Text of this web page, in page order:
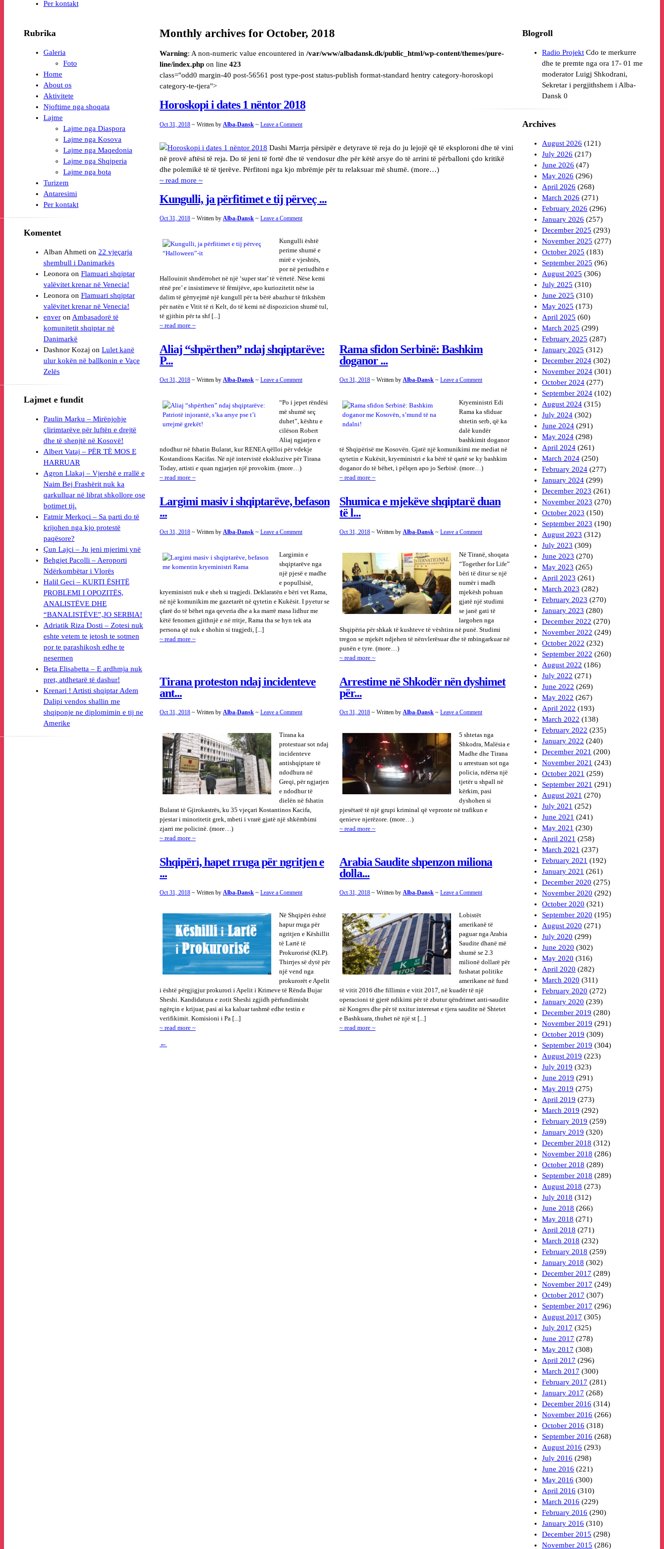
Per kontakt
Blogroll
Radio Projekt Cdo te merkurre
dhe te premte nga ora 17- 01 me
moderator Luigj Shkodrani,
Sekretar i pergjithshem i Alba-
Dansk 0
Archives
August 2026 (121)
July 2026 (217)
June 2026 (47)
May 2026 (296)
April 2026 (268)
March 2026 (271)
February 2026 (296)
January 2026 (257)
December 2025 (293)
November 2025 (277)
October 2025 (183)
September 2025 (96)
August 2025 (306)
July 2025 (310)
June 2025 (310)
May 2025 (173)
April 2025 (60)
March 2025 (299)
February 2025 (287)
January 2025 (312)
December 2024 (302)
November 2024 (301)
October 2024 (277)
September 2024 (102)
August 2024 (315)
July 2024 (302)
June 2024 (291)
May 2024 (298)
April 2024 (261)
March 2024 (250)
February 2024 (277)
January 2024 (299)
December 2023 (261)
November 2023 (270)
October 2023 (150)
September 2023 (190)
August 2023 (312)
July 2023 (309)
June 2023 (270)
May 2023 (265)
April 2023 (261)
March 2023 (282)
February 2023 (270)
January 2023 (280)
December 2022 (270)
November 2022 (249)
October 2022 (232)
September 2022 (260)
August 2022 (186)
July 2022 (271)
June 2022 (269)
May 2022 (267)
April 2022 (193)
March 2022 (138)
February 2022 (235)
January 2022 (240)
December 2021 (200)
November 2021 (243)
October 2021 (259)
September 2021 (291)
August 2021 (270)
July 2021 (252)
June 2021 (241)
May 2021 (230)
April 2021 (258)
March 2021 (237)
February 2021 (192)
January 2021 (261)
December 2020 (275)
November 2020 (292)
October 2020 (321)
September 2020 (195)
August 2020 (271)
July 2020 (299)
June 2020 (302)
May 2020 (316)
April 2020 (282)
March 2020 (311)
February 2020 (272)
January 2020 (239)
December 2019 (280)
November 2019 (291)
October 2019 (309)
September 2019 (304)
August 2019 (223)
July 2019 (323)
June 2019 (291)
May 2019 (275)
April 2019 (273)
March 2019 (292)
February 2019 (259)
January 2019 (320)
December 2018 (312)
November 2018 (286)
October 2018 (289)
September 2018 (289)
August 2018 (273)
July 2018 (312)
June 2018 (266)
May 2018 (271)
April 2018 (271)
March 2018 (232)
February 2018 (259)
January 2018 (302)
December 2017 (289)
November 2017 (249)
October 2017 (307)
September 2017 (296)
August 2017 (305)
July 2017 (325)
June 2017 (278)
May 2017 (308)
April 2017 (296)
March 2017 (300)
February 2017 (281)
January 2017 (268)
December 2016 (314)
November 2016 (266)
October 2016 (318)
September 2016 (268)
August 2016 (293)
July 2016 (298)
June 2016 (221)
May 2016 (300)
April 2016 (310)
March 2016 (229)
February 2016 (290)
January 2016 (310)
December 2015 (298)
November 2015 (286)
Monthly archives for October, 2018
Warning: A non-numeric value encountered in/var/www/albadansk.dk/public_html/wp-content/themes/pure-
line/index.php on line423
class="odd0 margin-40 post-56561 post type-post status-publish format-standard hentry category-horoskopi
category-te-tjera">
Horoskopi i dates 1 nëntor 2018
Oct 31, 2018 ~ Written by Alba-Dansk ~Leave a Comment
Dashi Marrja përsipër e detyrave të reja do ju lejojë që të eksploroni dhe të vini
në provë aftësi të reja. Do të jeni të fortë dhe të vendosur dhe për këtë arsye do të arrini të përballoni çdo kritikë
dhe polemikë të të tjerëve. Përfitoni nga kjo mbrëmje për tu relaksuar më shumë. (more…)
~ read more ~
Kungulli, ja përfitimet e tij përveç ...
Oct 31, 2018 ~ Written by Alba-Dansk ~Leave a Comment
Kungulli është
perime shumë e
mirë e vjeshtës,
por në periudhën e
Hallouinit shndërrohet në një ‘super star’ të vërtetë. Nëse kemi
rënë pre’ e insistimeve të fëmijëve, apo kuriozitetit nëse ia
dalim të gërryejmë një kungull për ta bërë abazhur të frikshëm
për natën e Vitit të ri Kelt, do të kemi në dispozicion shumë tul,
të gjithin për ta shf [...]
~ read more ~
Aliaj “shpërthen” ndaj shqiptarëve:
P...
Oct 31, 2018 ~ Written byAlba-Dansk ~Leave a Comment
“Po i jepet rëndësi
më shumë seç
duhet”, kështu e
cilëson Robert
Aliaj ngjarjen e
ndodhur në fshatin Bularat, kur RENEA qëlloi për vdekje
Kostandions Kacifas. Në një intervistë ekskluzive për Tirana
Today, artisti e quan ngjarjen një provokim. (more…)
~ read more ~
Rama sfidon Serbinë: Bashkim
doganor ...
Oct 31, 2018 ~ Written byAlba-Dansk ~Leave a Comment
Kryeministri Edi
Rama ka sfiduar
shtetin serb, që ka
dalë kundër
bashkimit doganor
të Shqipërisë me Kosovën. Gjatë një komunikimi me mediat në
qytetin e Kukësit, kryeministri e ka bërë të qartë se ky bashkim
doganor do të bëhet, i pëlqen apo jo Serbisë. (more…)
~ read more ~
Largimi masiv i shqiptarëve, befason
...
Oct 31, 2018 ~ Written byAlba-Dansk ~Leave a Comment
Largimin e
shqiptarëve nga
një pjesë e madhe
e popullsisë,
kryeministri nuk e sheh si tragjedi. Deklaratën e bëri vet Rama,
në një komunikim me gazetarët në qytetin e Kukësit. I pyetur se
çfarë do të bëhet nga qeveria dhe a ka marrë masa lidhur me
këtë fenomen gjithnjë e në rritje, Rama tha se hyn tek ata
persona që nuk e shohin si tragjedi, [...]
~ read more ~
Shumica e mjekëve shqiptarë duan
të l...
Oct 31, 2018 ~ Written byAlba-Dansk ~Leave a Comment
Në Tiranë, shoqata
“Together for Life”
bëri të ditur se një
numër i madh
mjekësh pohuan
gjatë një studimi
se janë gati të
largohen nga
Shqipëria për shkak të kushteve të vështira në punë. Studimi
tregon se mjekët ndjehen të nënvlerësuar dhe të mbingarkuar në
punën e tyre. (more…)
~ read more ~
Tirana proteston ndaj incidenteve
ant...
Oct 31, 2018 ~ Written byAlba-Dansk ~Leave a Comment
Tirana ka
protestuar sot ndaj
incidenteve
antishqiptare të
ndodhura në
Greqi, për ngjarjen
e ndodhur të
dielën në fshatin
Bularat të Gjirokastrës, ku 35 vjeçari Kostantinos Kacifa,
pjestar i minoritetit grek, mbeti i vrarë gjatë një shkëmbimi
zjarri me policinë. (more…)
~ read more ~
Arrestime në Shkodër nën dyshimet
për...
Oct 31, 2018 ~ Written byAlba-Dansk ~Leave a Comment
5 shtetas nga
Shkodra, Malësia e
Madhe dhe Tirana
u arrestuan sot nga
policia, ndërsa një
tjetër u shpall në
kërkim, pasi
dyshohen si
pjesëtarë të një grupi kriminal që vepronte në trafikun e
qenieve njerëzore. (more…)
~ read more ~
Shqipëri, hapet rruga për ngritjen e
...
Oct 31, 2018 ~ Written byAlba-Dansk ~Leave a Comment
Në Shqipëri është
hapur rruga për
ngritjen e Këshillit
të Lartë të
Prokurorisë (KLP).
Thirrjes së dytë për
një vend nga
prokurorët e Apelit
i është përgjigjur prokurori i Apelit i Krimeve të Rënda Bujar
Sheshi. Kandidatura e zotit Sheshi zgjidh përfundimisht
ngërçin e krijuar, pasi ai ka kaluar tashmë edhe testin e
verifikimit. Komisioni i Pa [...]
~ read more ~
Arabia Saudite shpenzon miliona
dolla...
Oct 31, 2018 ~ Written byAlba-Dansk ~Leave a Comment
Lobistët
amerikanë të
paguar nga Arabia
Saudite dhanë më
shumë se 2.3
milionë dollarë për
fushatat politike
amerikane në fund
të vitit 2016 dhe fillimin e vitit 2017, në kuadër të një
operacioni të gjerë ndikimi për të zbutur qëndrimet anti-saudite
në Kongres dhe për të nxitur interesat e tjera saudite në Shtetet
e Bashkuara, thuhet në një st [...]
~ read more ~
←
Rubrika
Galeria
Foto
Home
About os
Aktivitete
Njoftime nga shoqata
Lajme
Lajme nga Diaspora
Lajme nga Kosova
Lajme nga Maqedonia
Lajme nga Shqiperia
Lajme nga bota
Turizem
Antaresimi
Per kontakt
Komentet
Alban Ahmeti on 22 vjeçarja
shembull i Danimarkës‏
Leonora on Flamuari shqiptar
valëvitet krenar në Venecia!
Leonora on Flamuari shqiptar
valëvitet krenar në Venecia!
enveron Ambasadorë të
komunitetit shqiptar në
Danimarkë
Dashnor Kozaj on Lulet kanë
ulur kokën në ballkonin e Vaçe
Zelës‏
Lajmet e fundit
Paulin Marku – Mirënjohje
çlirimtarëve për luftën e drejtë
dhe të shenjtë në Kosovë!
Albert Vataj – PËR TË MOS E
HARRUAR
Agron Llakaj – Vjershë e rrallë e
Naim Bej Frashërit nuk ka
qarkulluar në librat shkollore ose
botimet tij.
Fatmir Merkoçi – Sa parti do të
krijohen nga kjo protestë
paqësore?
Çun Lajçi – Ju jeni mjerimi ynë
Behgjet Pacolli – Aeroporti
Ndërkombëtar i Vlorës
Halil Geci – KURTI ËSHTË
PROBLEMI I OPOZITËS,
ANALISTËVE DHE
“BANALISTËVE”,JO SERBIA!
Adriatik Riza Dosti – Zotesi nuk
eshte vetem te jetosh te sotmen
por te parashikosh edhe te
nesermen
Beta Elisabetta – E ardhmja nuk
pret, atdhetarë të dashur!
Krenari ! Artisti shqiptar Adem
Dalipi vendos shallin me
shqiponje ne diplomimin e tij ne
Amerike